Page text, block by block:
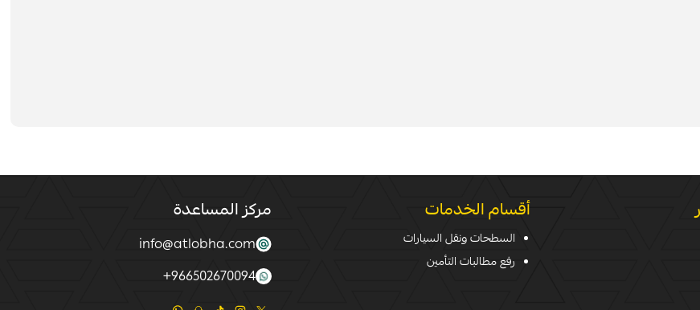
أقسام الخدمات
السطحات ونقل السيارات
رفع مطالبات التأمين
مركز المساعدة
info@atlobha.com
966502670094
+